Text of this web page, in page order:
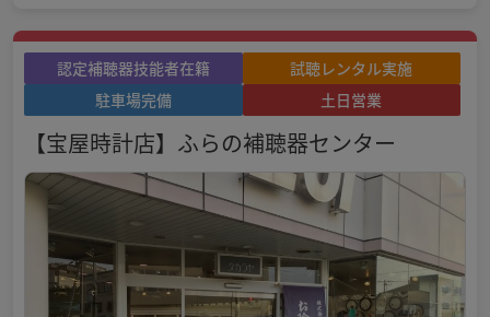
認定補聴器技能者在籍
試聴レンタル実施
駐車場完備
土日営業
【宝屋時計店】ふらの補聴器センター